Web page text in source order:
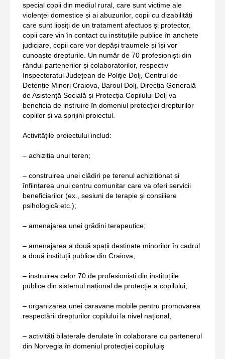
special copii din mediul rural, care sunt victime ale
violenței domestice și ai abuzurilor, copii cu dizabilități
care sunt lipsiți de un tratament afectuos și protector,
copii care vin în contact cu instituțiile publice în anchete
judiciare, copii care vor depăși traumele și își vor
cunoaște drepturile. Un număr de 70 profesioniști din
rândul partenerilor și colaboratorilor, respectiv
Inspectoratul Județean de Poliție Dolj, Centrul de
Detenție Minori Craiova, Baroul Dolj, Direcția Generală
de Asistență Socială și Protecția Copilului Dolj va
beneficia de instruire în domeniul protecției drepturilor
copiilor și va sprijini proiectul.
Activitățile proiectului includ:
– achiziția unui teren;
– construirea unei clădiri pe terenul achiziționat și
înființarea unui centru comunitar care va oferi servicii
beneficiarilor (ex., sesiuni de terapie și consiliere
psihologică etc.);
– amenajarea unei grădini terapeutice;
– amenajarea a două spații destinate minorilor în cadrul
a două instituții publice din Craiova;
– instruirea celor 70 de profesioniști din instituțiile
publice din sistemul național de protecție a copilului;
– organizarea unei caravane mobile pentru promovarea
respectării drepturilor copilului la nivel național,
– activități bilaterale derulate în colaborare cu partenerul
din Norvegia în domeniul protecției copiluluiș